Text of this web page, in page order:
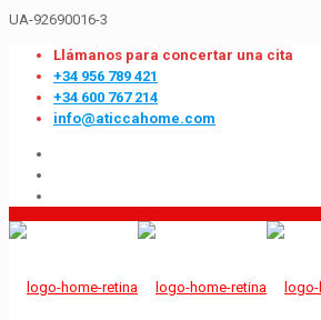
UA-92690016-3
Llámanos para concertar una cita
+34 956 789 421
+34 600 767 214
info@aticcahome.com